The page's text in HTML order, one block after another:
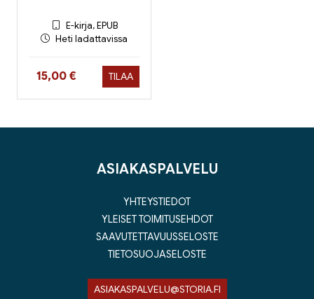
E-kirja, EPUB
Heti ladattavissa
Hinta nyt
15,00 € TILAA
ASIAKASPALVELU
YHTEYSTIEDOT
YLEISET TOIMITUSEHDOT
SAAVUTETTAVUUSSELOSTE
TIETOSUOJASELOSTE
ASIAKASPALVELU@STORIA.FI